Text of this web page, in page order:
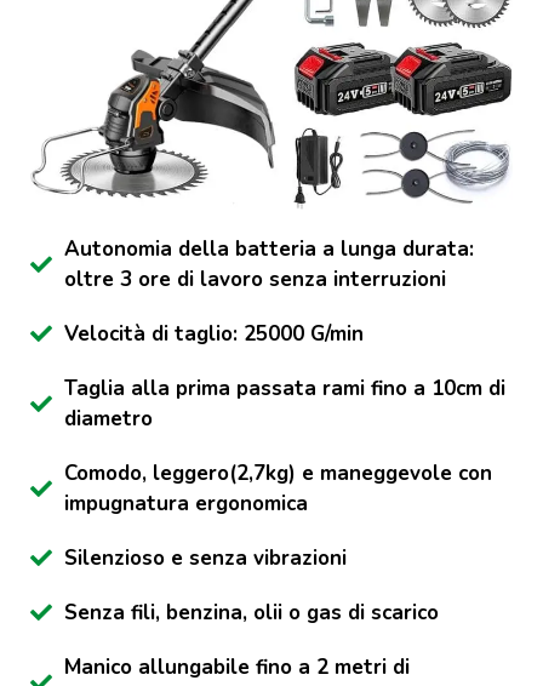
Autonomia della batteria a lunga durata:
oltre 3 ore di lavoro senza interruzioni
Velocità di taglio: 25000 G/min
Taglia alla prima passata rami fino a 10cm di
diametro
Comodo, leggero(2,7kg) e maneggevole con
impugnatura ergonomica
Silenzioso e senza vibrazioni
Senza fili, benzina, olii o gas di scarico
Manico allungabile fino a 2 metri di